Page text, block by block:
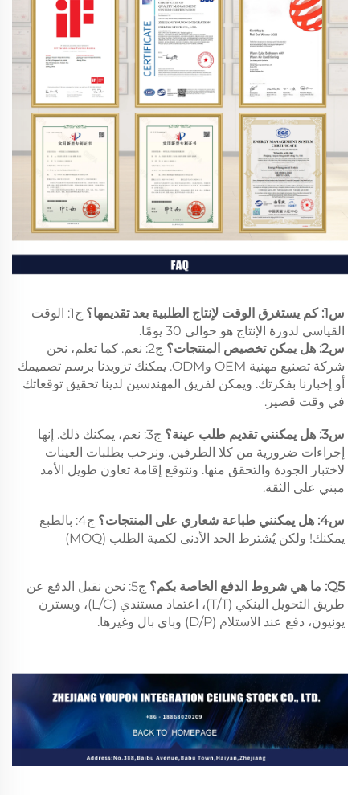
س1: كم يستغرق الوقت لإنتاج الطلبية بعد تقديمها؟
القياسي لدورة الإنتاج هو حوالي 30 يومًا.
س2: هل يمكن تخصيص المنتجات؟
في وقت قصير.
س3: هل يمكنني تقديم طلب عينة؟
مبني على الثقة.
س4: هل يمكنني طباعة شعاري على المنتجات؟
يمكنك! ولكن يُشترط الحد الأدنى لكمية الطلب (MOQ)
Q5: ما هي شروط الدفع الخاصة بكم؟
يونيون، دفع عند الاستلام (D/P) وباي بال وغيرها.